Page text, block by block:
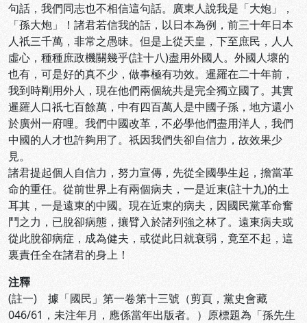
句話，我們同志也不相信這句話。廣東人說我是「大炮」，
「孫大炮」！諸君若信我的話，以日本為例，前三十年日本
人祇三千萬，非常之愚昧。但是上從天皇，下至庶民，人人
虛心，種種庶政機關幾乎(註十八)盡用外國人。外國人壞的
也有，可是好的真不少，做事極有功效。暹羅在二十年前，
我到時剛用外人，現在他們兩個統共是完全獨立國了。其實
暹羅人口祇七百餘萬，中有四百萬人是中國子孫，地方還小
於廣州一府哩。我們中國改革，不必學他們盡用洋人，我們
中國的人才也許夠用了。祇因我們失卻自信力，故效果少
見。
諸君提起個人自信力，努力宣傳，先從全國學生起，擔當革
命的重任。從前世界上有兩個病夫，一是近東(註十九)的土
耳其，一是遠東的中國。現在近東的病夫，因國民黨革命奮
鬥之力，已脫卻病態，攘臂入於諸列強之林了。遠東病夫或
從此脫卻病症，成為健夫，或從此日就衰弱，竟至不起，這
裏責任全在諸君的身上！
注釋
(註一) 據「國民」第一卷第十三號（剪頁，黨史會藏
046/61，未注年月，應係當年出版者。）原標題為「孫先生